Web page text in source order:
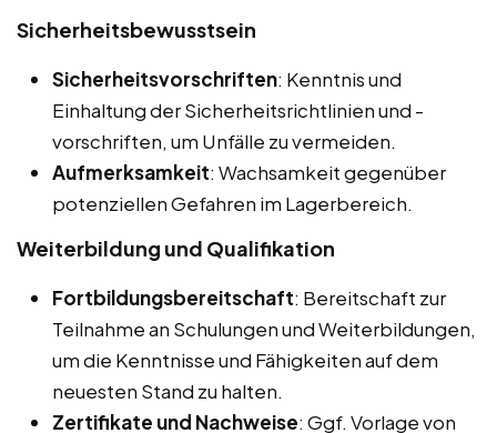
Sicherheitsbewusstsein
Sicherheitsvorschriften: Kenntnis und
Einhaltung der Sicherheitsrichtlinien und -
vorschriften, um Unfälle zu vermeiden.
Aufmerksamkeit: Wachsamkeit gegenüber
potenziellen Gefahren im Lagerbereich.
Weiterbildung und Qualifikation
Fortbildungsbereitschaft: Bereitschaft zur
Teilnahme an Schulungen und Weiterbildungen,
um die Kenntnisse und Fähigkeiten auf dem
neuesten Stand zu halten.
Zertifikate und Nachweise: Ggf. Vorlage von